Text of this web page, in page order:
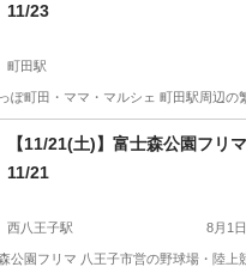
11/23
町田駅
ぽ町田・ママ・マルシェ 町田駅周辺
フリーマーケット ママ
【11/21(土)】富士森公園フリマ
11/21
西八王子駅 8月1日
公園フリマ 八王子市営の野球場・陸